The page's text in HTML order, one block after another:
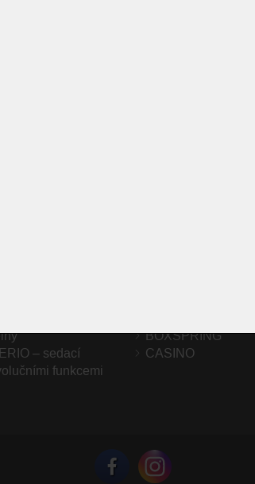
BOXSPRING
– sedací
funkcemi
CASINO